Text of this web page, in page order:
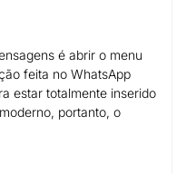
é abrir o menu
feita no WhatsApp
estar totalmente inserido
portanto, o